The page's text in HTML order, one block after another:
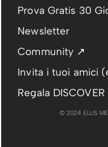
Prova Gratis 30
Newsletter
Community ↗
Invita i tuoi amici
Regala DISCOVER
© 2024 ELLIS